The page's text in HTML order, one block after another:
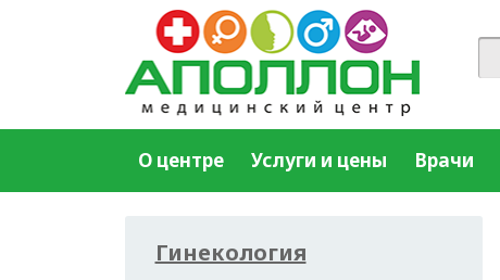
О центре Услуги и цены Врачи
Гинекология